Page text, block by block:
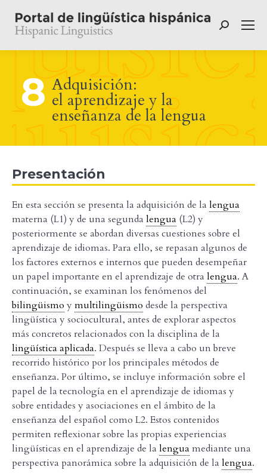
Buscar:
8 Adquisición:
el aprendizaje y la
enseñanza de la lengua
Presentación
En esta sección se presenta la adquisición de la lengua
materna (L1) y de una segunda lengua (L2) y
posteriormente se abordan diversas cuestiones sobre el
aprendizaje de idiomas. Para ello, se repasan algunos de
los factores externos e internos que pueden desempeñar
un papel importante en el aprendizaje de otra lengua. A
continuación, se examinan los fenómenos del
bilingüismo ymultilingüismo desde la perspectiva
lingüística y sociocultural, antes de explorar aspectos
más concretos relacionados con la disciplina de la
lingüística aplicada. Después se lleva a cabo un breve
recorrido histórico por los principales métodos de
enseñanza. Por último, se incluye información sobre el
papel de la tecnología en el aprendizaje de idiomas y
sobre entidades y asociaciones en el ámbito de la
enseñanza del español como L2. Estos contenidos
permiten reflexionar sobre las propias experiencias
lingüísticas en el aprendizaje de la lengua mediante una
perspectiva panorámica sobre la adquisición de la lengua.